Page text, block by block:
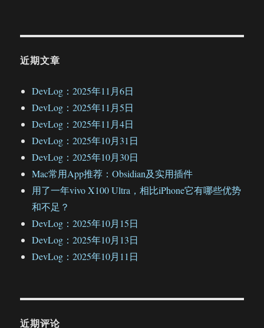
近期文章
DevLog：2025年11月6日
DevLog：2025年11月5日
DevLog：2025年11月4日
DevLog：2025年10月31日
DevLog：2025年10月30日
Mac常用App推荐：Obsidian及实用插件
用了一年vivo X100 Ultra，相比iPhone它有哪些优势
和不足？
DevLog：2025年10月15日
DevLog：2025年10月13日
DevLog：2025年10月11日
近期评论